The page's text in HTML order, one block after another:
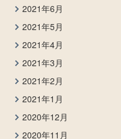
2021年6月
2021年5月
2021年4月
2021年3月
2021年2月
2021年1月
2020年12月
2020年11月